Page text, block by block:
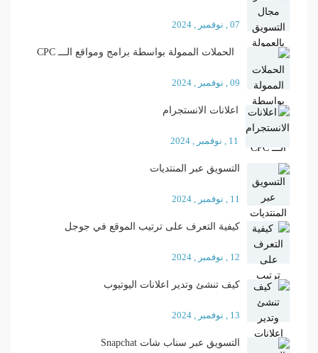
07 , نوفمبر , 2024
الحملات الممولة بواسطة برامج ومواقع الـــ CPC
09 , نوفمبر , 2024
اعلانات الانستجرام
11 , نوفمبر , 2024
التسويق عبر المنتديات
11 , نوفمبر , 2024
كيفية التعرف على ترتيب الموقع في جوجل
12 , نوفمبر , 2024
كيف تنشئ وتدير اعلانات اليوتيوب
13 , نوفمبر , 2024
التسويق عبر سناب شات Snapchat